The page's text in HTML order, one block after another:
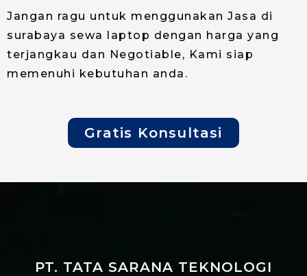
Jangan ragu untuk menggunakan Jasa di
surabaya sewa laptop dengan harga yang
terjangkau dan Negotiable, Kami siap
memenuhi kebutuhan anda.
Gratis Konsultasi
PT. TATA SARANA TEKNOLOGI